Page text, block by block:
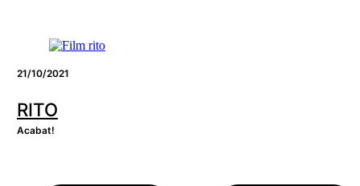
21/10/2021
RITO
Acabat!